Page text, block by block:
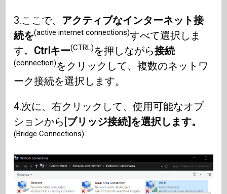
3.ここで、 アクティブなインターネット接
続を(active internet connections)すべて選択しま
す。 Ctrlキー(CTRL)を押しながら接続
(connection)をクリックして、複数のネットワ
ーク接続を選択します。
4.次に、右クリックして、使用可能なオプ
ションから[ブリッジ接続]を選択します。
(Bridge Connections)